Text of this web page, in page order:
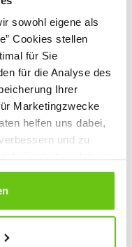
sowohl eigene als
Cookies stellen
für Sie
für die Analyse des
Ihrer
Marketingzwecke
helfen uns dabei,
und zu
Sie Ihre Zustimmung,
Fall werden nur
unserer Website
Schaltfläche unten
mit Sitznische SH
57 cm
1.784,90 €